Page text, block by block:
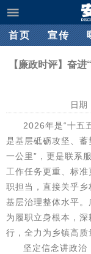
首页 宣传
【廉政时评】奋
日期
2026年是“十五
是基层砥砺攻坚、
一公里”，更是联系
工作任务更重、标
职担当，直接关乎
基层治理整体水平
为履职立身根本，
行，全力为乡镇高质
坚定信念讲政治